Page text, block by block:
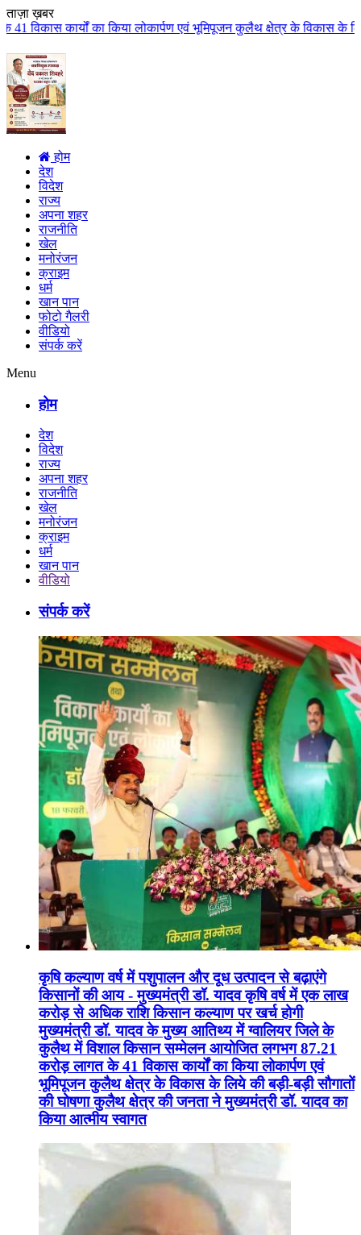
ताज़ा ख़बर
लोकार्पण एवं भूमिपूजन कुलैथ क्षेत्र के विकास के लिये की बड़ी-बड़ी
होम
देश
विदेश
राज्य
अपना शहर
राजनीति
खेल
मनोरंजन
क्राइम
धर्म
खान पान
फोटो गैलरी
वीडियो
संपर्क करें
Menu
होम
देश
विदेश
राज्य
अपना शहर
राजनीति
खेल
मनोरंजन
क्राइम
धर्म
खान पान
वीडियो
संपर्क करें
कृषि कल्याण वर्ष में पशुपालन और दूध उत्पादन से बढ़ाएंगे
किसानों की आय - मुख्यमंत्री डॉ. यादव कृषि वर्ष में एक लाख
करोड़ से अधिक राशि किसान कल्याण पर खर्च होगी
मुख्यमंत्री डॉ. यादव के मुख्य आतिथ्य में ग्वालियर जिले के
कुलैथ में विशाल किसान सम्मेलन आयोजित लगभग 87.21
करोड़ लागत के 41 विकास कार्यों का किया लोकार्पण एवं
भूमिपूजन कुलैथ क्षेत्र के विकास के लिये की बड़ी-बड़ी सौगातों
की घोषणा कुलैथ क्षेत्र की जनता ने मुख्यमंत्री डॉ. यादव का
किया आत्मीय स्वागत